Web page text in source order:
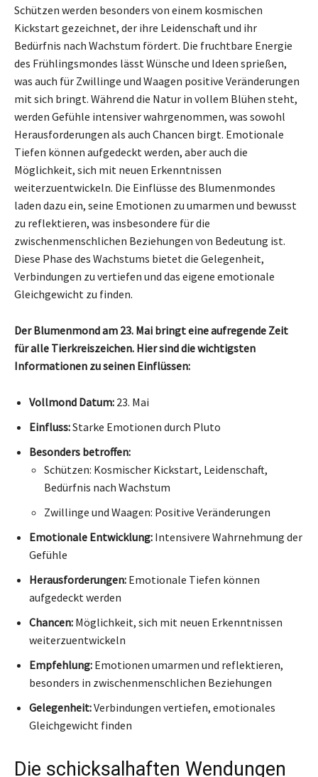
Schützen werden besonders von einem kosmischen
Kickstart gezeichnet, der ihre Leidenschaft und ihr
Bedürfnis nach Wachstum fördert. Die fruchtbare Energie
des Frühlingsmondes lässt Wünsche und Ideen sprießen,
was auch für Zwillinge und Waagen positive Veränderungen
mit sich bringt. Während die Natur in vollem Blühen steht,
werden Gefühle intensiver wahrgenommen, was sowohl
Herausforderungen als auch Chancen birgt. Emotionale
Tiefen können aufgedeckt werden, aber auch die
Möglichkeit, sich mit neuen Erkenntnissen
weiterzuentwickeln. Die Einflüsse des Blumenmondes
laden dazu ein, seine Emotionen zu umarmen und bewusst
zu reflektieren, was insbesondere für die
zwischenmenschlichen Beziehungen von Bedeutung ist.
Diese Phase des Wachstums bietet die Gelegenheit,
Verbindungen zu vertiefen und das eigene emotionale
Gleichgewicht zu finden.
Der Blumenmond am 23. Mai bringt eine aufregende Zeit
für alle Tierkreiszeichen. Hier sind die wichtigsten
Informationen zu seinen Einflüssen:
Vollmond Datum: 23. Mai
Einfluss:Starke Emotionen durch Pluto
Besonders betroffen:
Schützen: Kosmischer Kickstart, Leidenschaft,
Bedürfnis nach Wachstum
Zwillinge und Waagen: Positive Veränderungen
Emotionale Entwicklung: Intensivere Wahrnehmung der
Gefühle
Herausforderungen: Emotionale Tiefen können
aufgedeckt werden
Chancen: Möglichkeit, sich mit neuen Erkenntnissen
weiterzuentwickeln
Empfehlung: Emotionen umarmen und reflektieren,
besonders in zwischenmenschlichen Beziehungen
Gelegenheit:Verbindungen vertiefen, emotionales
Gleichgewicht finden
Die schicksalhaften Wendungen